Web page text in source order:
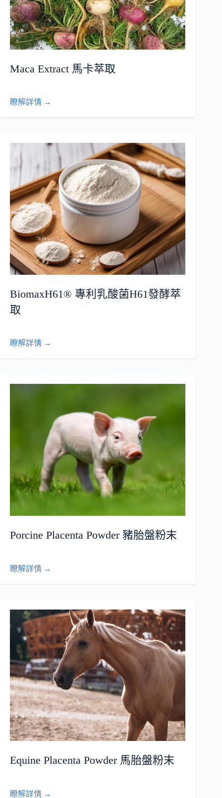
Maca Extract 馬卡萃取
瞭解詳情 →
BiomaxH61®︎ 專利乳酸菌H61發酵萃
取
瞭解詳情 →
Porcine Placenta Powder 豬胎盤粉末
瞭解詳情 →
Equine Placenta Powder 馬胎盤粉末
瞭解詳情 →